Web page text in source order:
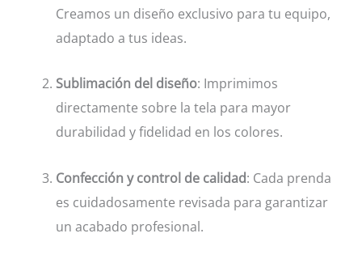
Creamos un diseño exclusivo para tu equipo,
adaptado a tus ideas.
Sublimación del diseño: Imprimimos
directamente sobre la tela para mayor
durabilidad y fidelidad en los colores.
Confección y control de calidad: Cada prenda
es cuidadosamente revisada para garantizar
un acabado profesional.